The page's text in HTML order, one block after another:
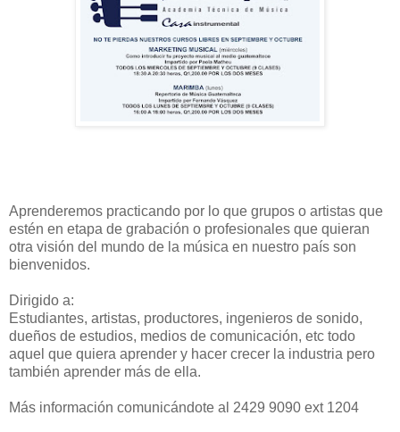
Aprenderemos practicando por lo que grupos o artistas que
estén en etapa de grabación o profesionales que quieran
otra visión del mundo de la música en nuestro país son
bienvenidos.
Dirigido a:
Estudiantes, artistas, productores, ingenieros de sonido,
dueños de estudios, medios de comunicación, etc todo
aquel que quiera aprender y hacer crecer la industria pero
también aprender más de ella.
Más información comunicándote al 2429 9090 ext 1204